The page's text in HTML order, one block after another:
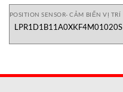
POSITION SENSOR- CẢM BIẾN VỊ TRÍ
LPR1D1B11A0XKF4M01020S